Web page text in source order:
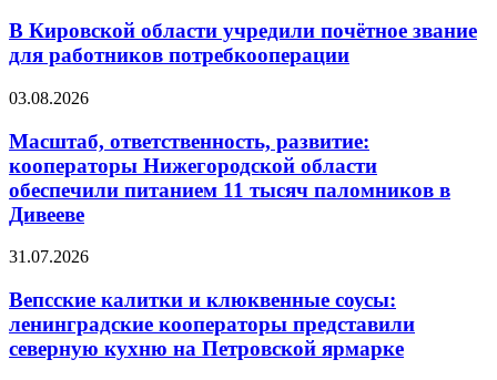
В Кировской области учредили почётное звание
для работников потребкооперации
03.08.2026
Масштаб, ответственность, развитие:
кооператоры Нижегородской области
обеспечили питанием 11 тысяч паломников в
Дивееве
31.07.2026
Вепсские калитки и клюквенные соусы:
ленинградские кооператоры представили
северную кухню на Петровской ярмарке